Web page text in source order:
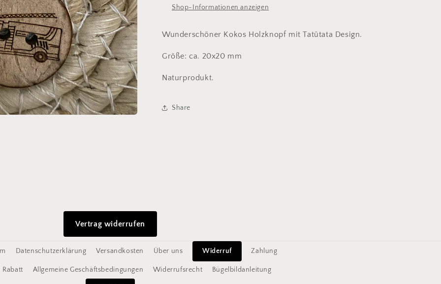
Shop-Informationen anzeigen
Wunderschöner Kokos Holzknopf mit Tatütata Design.
Größe: ca. 20x20 mm
Naturprodukt.
Share
Vertrag widerrufen
Datenschutzerklärung Versandkosten Über uns Widerruf Zahlung
Rabatt Allgemeine Geschäftsbedingungen Widerrufsrecht Bügelbildanleitung